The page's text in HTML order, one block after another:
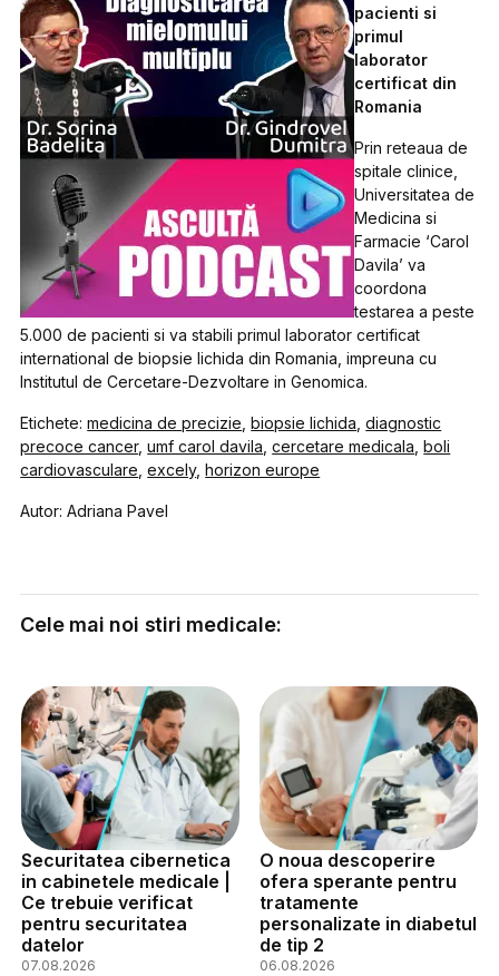
pacienti si
primul
laborator
certificat din
Romania
Prin reteaua de
spitale clinice,
Universitatea de
Medicina si
Farmacie ‘Carol
Davila’ va
coordona
testarea a peste
5.000 de pacienti si va stabili primul laborator certificat
international de biopsie lichida din Romania, impreuna cu
Institutul de Cercetare-Dezvoltare in Genomica.
Etichete:medicina de precizie ,biopsie lichida ,diagnostic
precoce cancer,umf carol davila ,cercetare medicala ,boli
cardiovasculare ,excely,horizon europe
Autor: Adriana Pavel
Cele mai noi stiri medicale:
Securitatea cibernetica
in cabinetele medicale |
Ce trebuie verificat
pentru securitatea
datelor
07.08.2026
O noua descoperire
ofera sperante pentru
tratamente
personalizate in diabetul
de tip 2
06.08.2026